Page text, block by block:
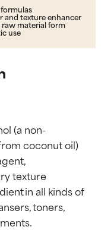
and texture enhancer
raw material form
use
(a non-
coconut oil)
texture
in all kinds of
toners,